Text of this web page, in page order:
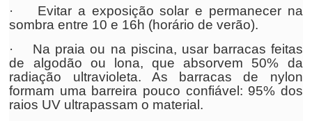
· Evitar a exposição solar e permanecer na
sombra entre 10 e 16h (horário de verão).
· Na praia ou na piscina, usar barracas feitas
de algodão ou lona, que absorvem 50% da
radiação ultravioleta. As barracas de nylon
formam uma barreira pouco confiável: 95% dos
raios UV ultrapassam o material.